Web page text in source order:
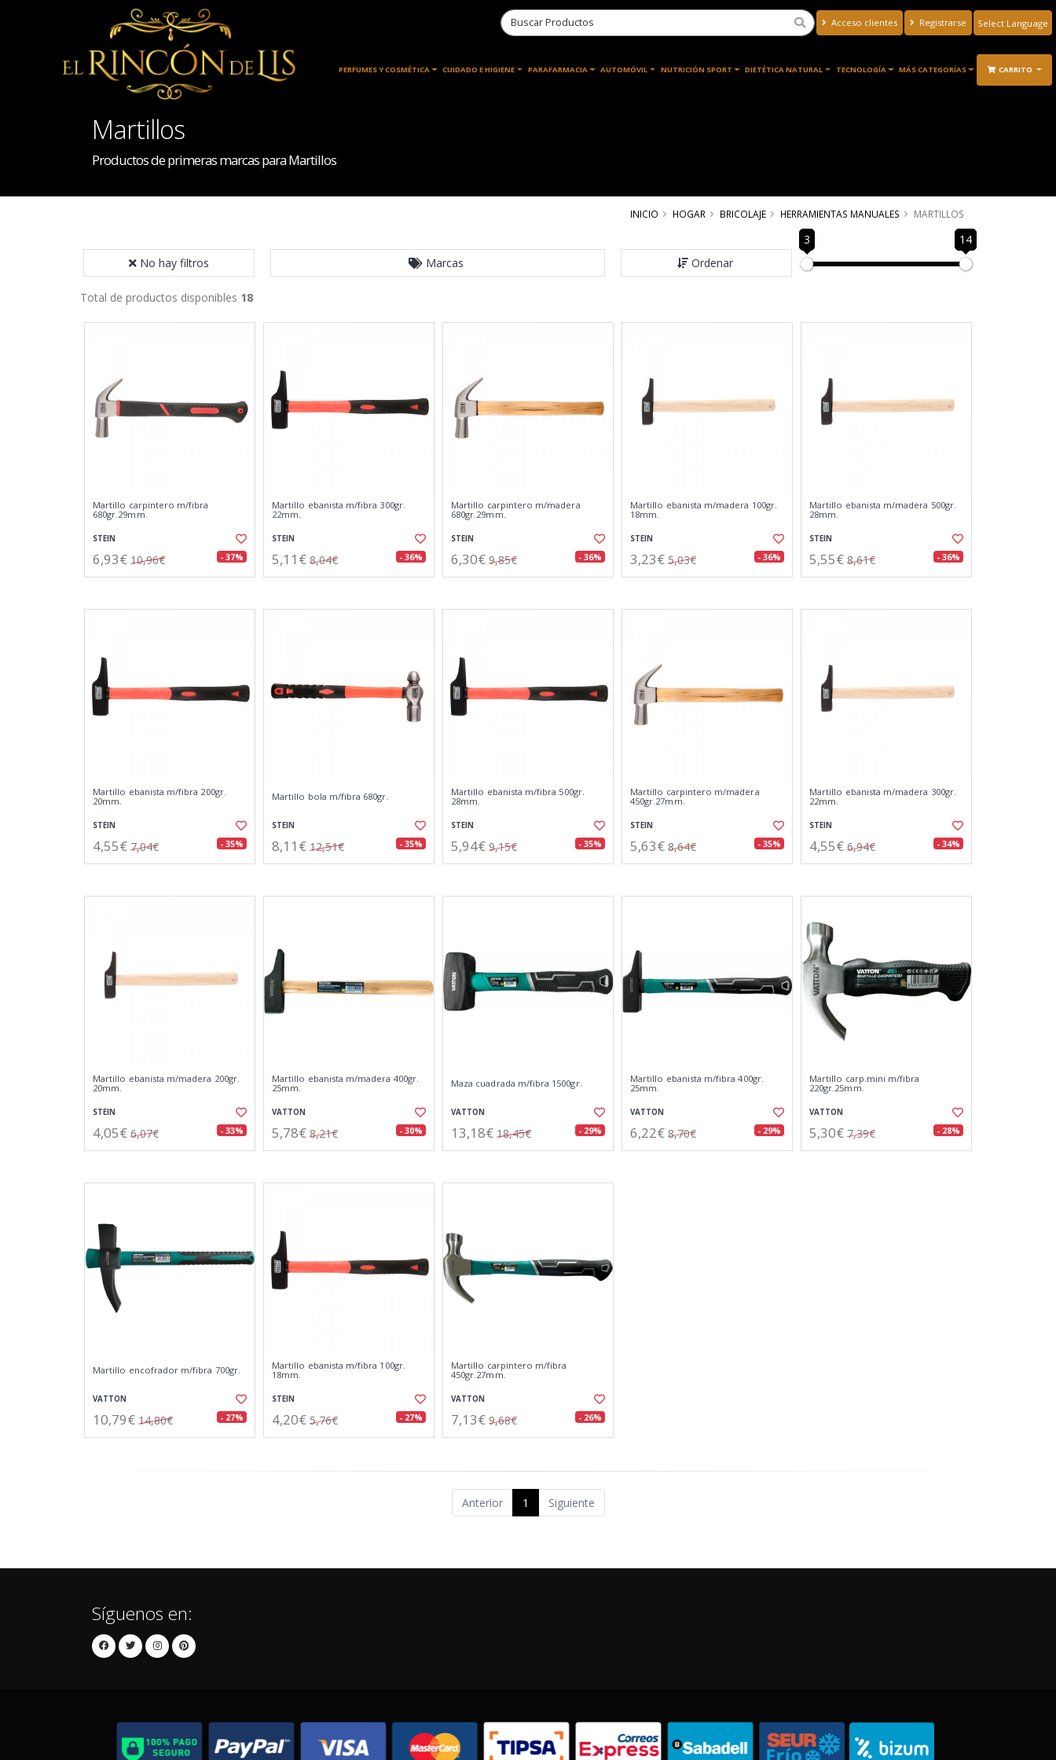
Acceso clientes Registrarse
Translate
INICIO PERFUMES Y COSMÉTICA CUIDADO E HIGIENE PARAFARMACIA AUTOMÓVIL NUTRICIÓN SPORT DIETÉTICA NATURAL TECNOLOGÍA MÁS CATEGORÍAS CARRITO
Martillos
Productos de primeras marcas para Martillos
INICIO HOGAR BRICOLAJE HERRAMIENTAS MANUALES MARTILLOS
No hay filtros Marcas Ordenar
3 14
Total de productos disponibles 18
Martillo carpintero m/fibra
680gr.29mm.
STEIN
6,93€ 10,96€ - 37%
Martillo ebanista m/fibra 300gr.
22mm.
STEIN
5,11€ 8,04€ - 36%
Martillo carpintero m/madera
680gr.29mm.
STEIN
6,30€ 9,85€ - 36%
Martillo ebanista m/madera 100gr.
18mm.
STEIN
3,23€ 5,03€ - 36%
Martillo ebanista m/madera 500gr.
28mm.
STEIN
5,55€ 8,61€ - 36%
Martillo ebanista m/fibra 200gr.
20mm.
STEIN
4,55€ 7,04€ - 35%
Martillo bola m/fibra 680gr.
STEIN
8,11€ 12,51€ - 35%
Martillo ebanista m/fibra 500gr.
28mm.
STEIN
5,94€ 9,15€ - 35%
Martillo carpintero m/madera
450gr.27mm.
STEIN
5,63€ 8,64€ - 35%
Martillo ebanista m/madera 300gr.
22mm.
STEIN
4,55€ 6,94€ - 34%
Martillo ebanista m/madera 200gr.
20mm.
STEIN
4,05€ 6,07€ - 33%
Martillo ebanista m/madera 400gr.
25mm.
VATTON
5,78€ 8,21€ - 30%
Maza cuadrada m/fibra 1500gr.
VATTON
13,18€ 18,45€ - 29%
Martillo ebanista m/fibra 400gr.
25mm.
VATTON
6,22€ 8,70€ - 29%
Martillo carp.mini m/fibra
220gr.25mm.
VATTON
5,30€ 7,39€ - 28%
Martillo encofrador m/fibra 700gr.
VATTON
10,79€ 14,80€ - 27%
Martillo ebanista m/fibra 100gr.
18mm.
STEIN
4,20€ 5,76€ - 27%
Martillo carpintero m/fibra
450gr.27mm.
VATTON
7,13€ 9,68€ - 26%
Anterior 1 Siguiente
Síguenos en: